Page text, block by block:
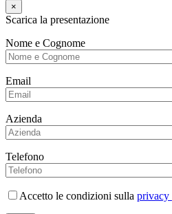
×
Scarica la presentazione
Nome e Cognome
Email
Azienda
Telefono
Accetto le condizioni sulla privacy